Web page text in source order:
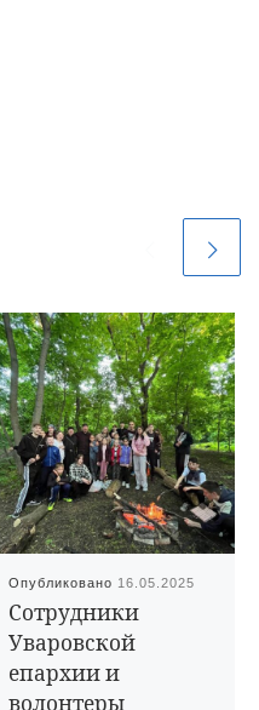
Опубликовано 16.05.2025
Сотрудники
Уваровской
епархии и
волонтеры